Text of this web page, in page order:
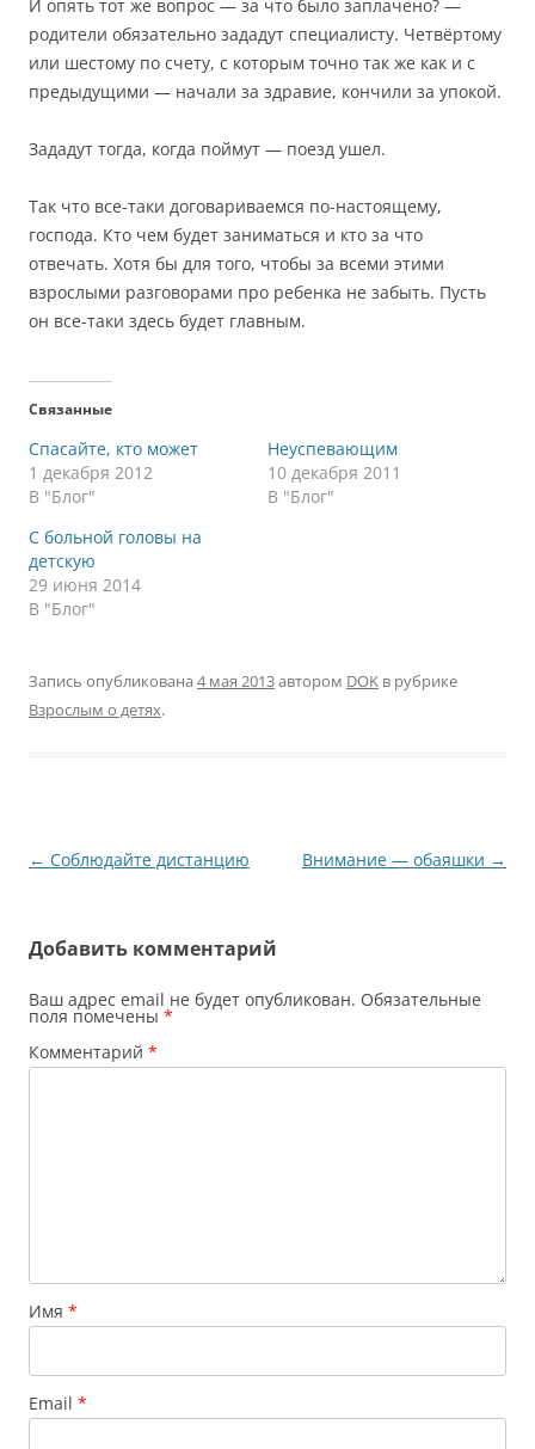
И опять тот же вопрос — за что было заплачено? —
родители обязательно зададут специалисту. Четвёртому
или шестому по счету, с которым точно так же как и с
предыдущими — начали за здравие, кончили за упокой.
Зададут тогда, когда поймут — поезд ушел.
Так что все-таки договариваемся по-настоящему,
господа. Кто чем будет заниматься и кто за что
отвечать. Хотя бы для того, чтобы за всеми этими
взрослыми разговорами про ребенка не забыть. Пусть
он все-таки здесь будет главным.
Связанные
Спасайте, кто может
1 декабря 2012
В "Блог"
Неуспевающим
10 декабря 2011
В "Блог"
С больной головы на
детскую
29 июня 2014
В "Блог"
Запись опубликована 4 мая 2013автором DOK в рубрике
Взрослым о детях.
Навигация
← Соблюдайте дистанцию Внимание — обаяшки →
Добавить комментарий
Ваш адрес email не будет опубликован. Обязательные
поля помечены *
Комментарий *
Имя *
Email *